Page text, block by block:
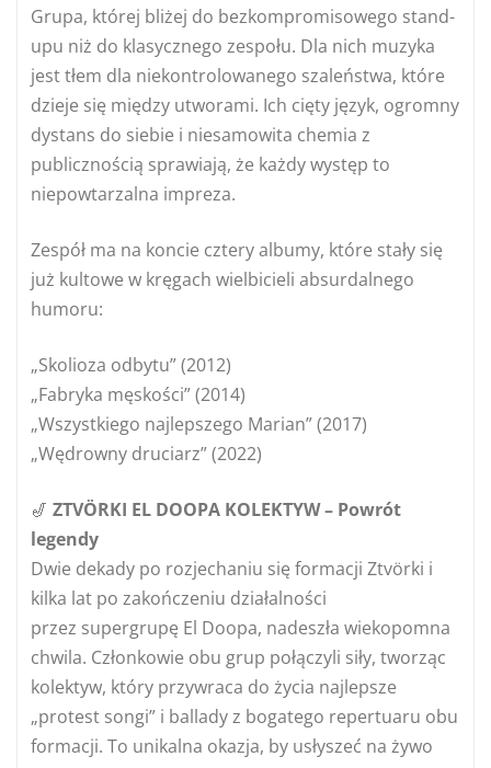
Grupa, której bliżej do bezkompromisowego stand-
upu niż do klasycznego zespołu. Dla nich muzyka
jest tłem dla niekontrolowanego szaleństwa, które
dzieje się między utworami. Ich cięty język, ogromny
dystans do siebie i niesamowita chemia z
publicznością sprawiają, że każdy występ to
niepowtarzalna impreza.
Zespół ma na koncie cztery albumy, które stały się
już kultowe w kręgach wielbicieli absurdalnego
humoru:
„Skolioza odbytu” (2012)
„Fabryka męskości” (2014)
„Wszystkiego najlepszego Marian” (2017)
„Wędrowny druciarz” (2022)
🎷 ZTVÖRKI EL DOOPA KOLEKTYW – Powrót
legendy
Dwie dekady po rozjechaniu się formacji Ztvörki i
kilka lat po zakończeniu działalności
przez supergrupę El Doopa, nadeszła wiekopomna
chwila. Członkowie obu grup połączyli siły, tworząc
kolektyw, który przywraca do życia najlepsze
„protest songi” i ballady z bogatego repertuaru obu
formacji. To unikalna okazja, by usłyszeć na żywo